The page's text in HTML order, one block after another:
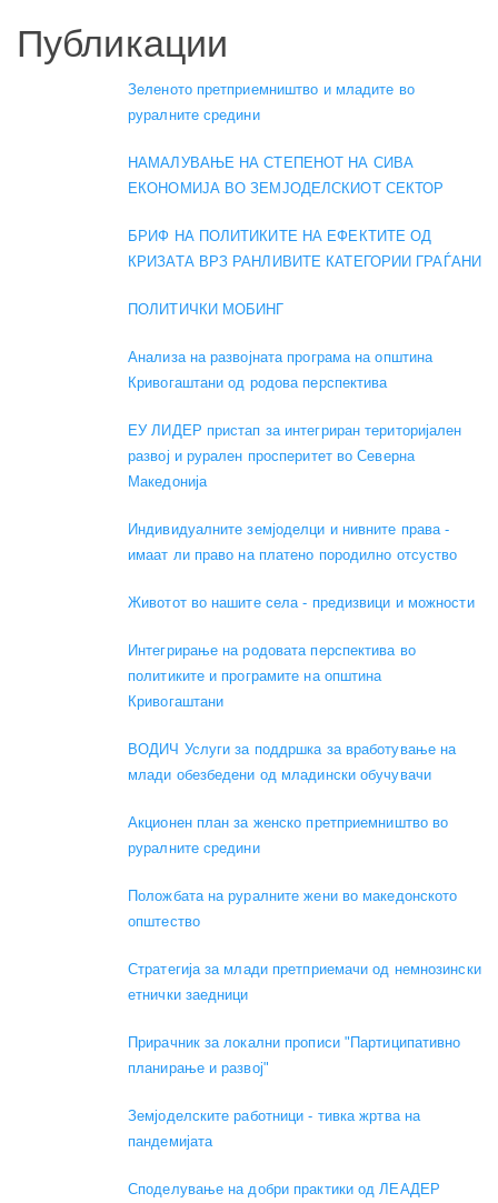
Публикации
Зеленото претприемништво и младите во
руралните средини
НАМАЛУВАЊЕ НА СТЕПЕНОТ НА СИВА
ЕКОНОМИЈА ВО ЗЕМЈОДЕЛСКИОТ СЕКТОР
БРИФ НА ПОЛИТИКИТЕ НА ЕФЕКТИТЕ ОД
КРИЗАТА ВРЗ РАНЛИВИТЕ КАТЕГОРИИ ГРАЃАНИ
ПОЛИТИЧКИ МОБИНГ
Анализа на развојната програма на општина
Кривогаштани од родова перспектива
ЕУ ЛИДЕР пристап за интегриран територијален
развој и рурален просперитет во Северна
Македонија
Индивидуалните земјоделци и нивните права -
имаат ли право на платено породилно отсуство
Животот во нашите села - предизвици и можности
Интегрирање на родовата перспектива во
политиките и програмите на општина
Кривогаштани
ВОДИЧ Услуги за поддршка за вработување на
млади обезбедени од младински обучувачи
Акционен план за женско претприемништво во
руралните средини
Положбата на руралните жени во македонското
општество
Стратегија за млади претприемачи од немнозински
етнички заедници
Прирачник за локални прописи "Партиципативно
планирање и развој"
Земјоделските работници - тивка жртва на
пандемијата
Споделување на добри практики од ЛЕАДЕР